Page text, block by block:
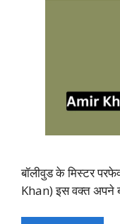
बॉलीवुड के मिस्टर
Khan) इस वक्त अपने